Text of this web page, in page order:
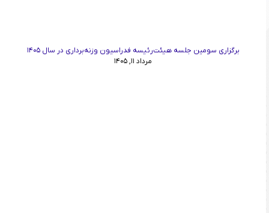
برگزاری سومین جلسه هیئت‌رئیسه فدراسیون وزنه‌برداری در سال ۱۴۰۵
مرداد ۱۱, ۱۴۰۵